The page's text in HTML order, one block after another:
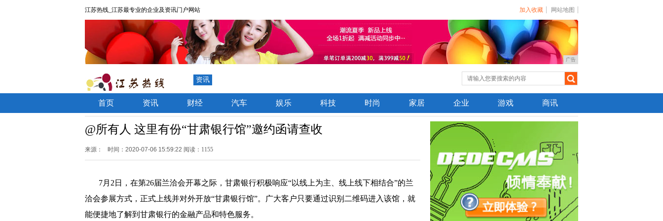
江苏热线_江苏最专业的企业及资讯门户网站 加入收藏 网站地图
广告
资讯
首页 资讯 财经 汽车 娱乐 科技 时尚 家居 企业 游戏 商讯
@所有人 这里有份“甘肃银行馆”邀约函请查收
来源： 时间：2020-07-06 15:59:22 阅读：1155
7月2日，在第26届兰洽会开幕之际，甘肃银行积极响应“以线上为主、线上线下相结合”的兰
洽会参展方式，正式上线并对外开放“甘肃银行馆”。广大客户只要通过识别二维码进入该馆，就
能便捷地了解到甘肃银行的金融产品和特色服务。